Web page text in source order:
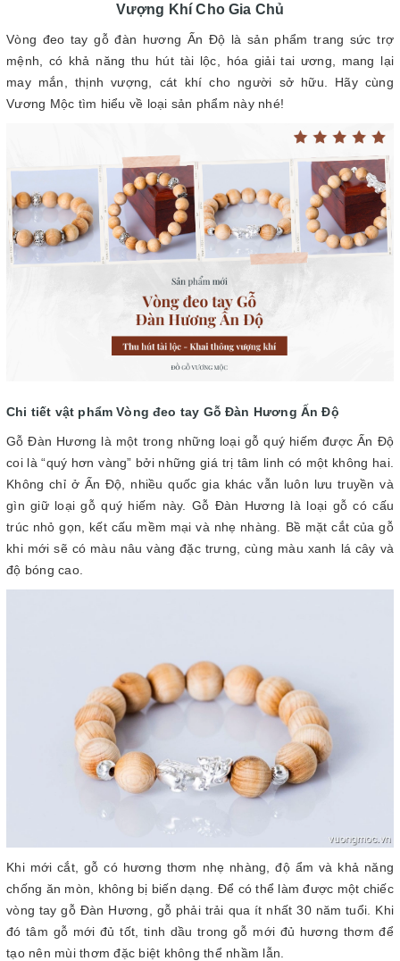
Vượng Khí Cho Gia Chủ
Vòng đeo tay gỗ đàn hương Ấn Độ là sản phẩm trang sức trợ
mệnh, có khả năng thu hút tài lộc, hóa giải tai ương, mang lại
may mắn, thịnh vượng, cát khí cho người sở hữu. Hãy cùng
Vương Mộc tìm hiểu về loại sản phẩm này nhé!
Chi tiết vật phẩm Vòng đeo tay Gỗ Đàn Hương Ấn Độ
Gỗ Đàn Hương là một trong những loại gỗ quý hiếm được Ấn Độ
coi là “quý hơn vàng” bởi những giá trị tâm linh có một không hai.
Không chỉ ở Ấn Độ, nhiều quốc gia khác vẫn luôn lưu truyền và
gìn giữ loại gỗ quý hiếm này. Gỗ Đàn Hương là loại gỗ có cấu
trúc nhỏ gọn, kết cấu mềm mại và nhẹ nhàng. Bề mặt cắt của gỗ
khi mới sẽ có màu nâu vàng đặc trưng, cùng màu xanh lá cây và
độ bóng cao.
Khi mới cắt, gỗ có hương thơm nhẹ nhàng, độ ẩm và khả năng
chống ăn mòn, không bị biến dạng. Để có thể làm được một chiếc
vòng tay gỗ Đàn Hương, gỗ phải trải qua ít nhất 30 năm tuổi. Khi
đó tâm gỗ mới đủ tốt, tinh dầu trong gỗ mới đủ hương thơm để
tạo nên mùi thơm đặc biệt không thể nhầm lẫn.